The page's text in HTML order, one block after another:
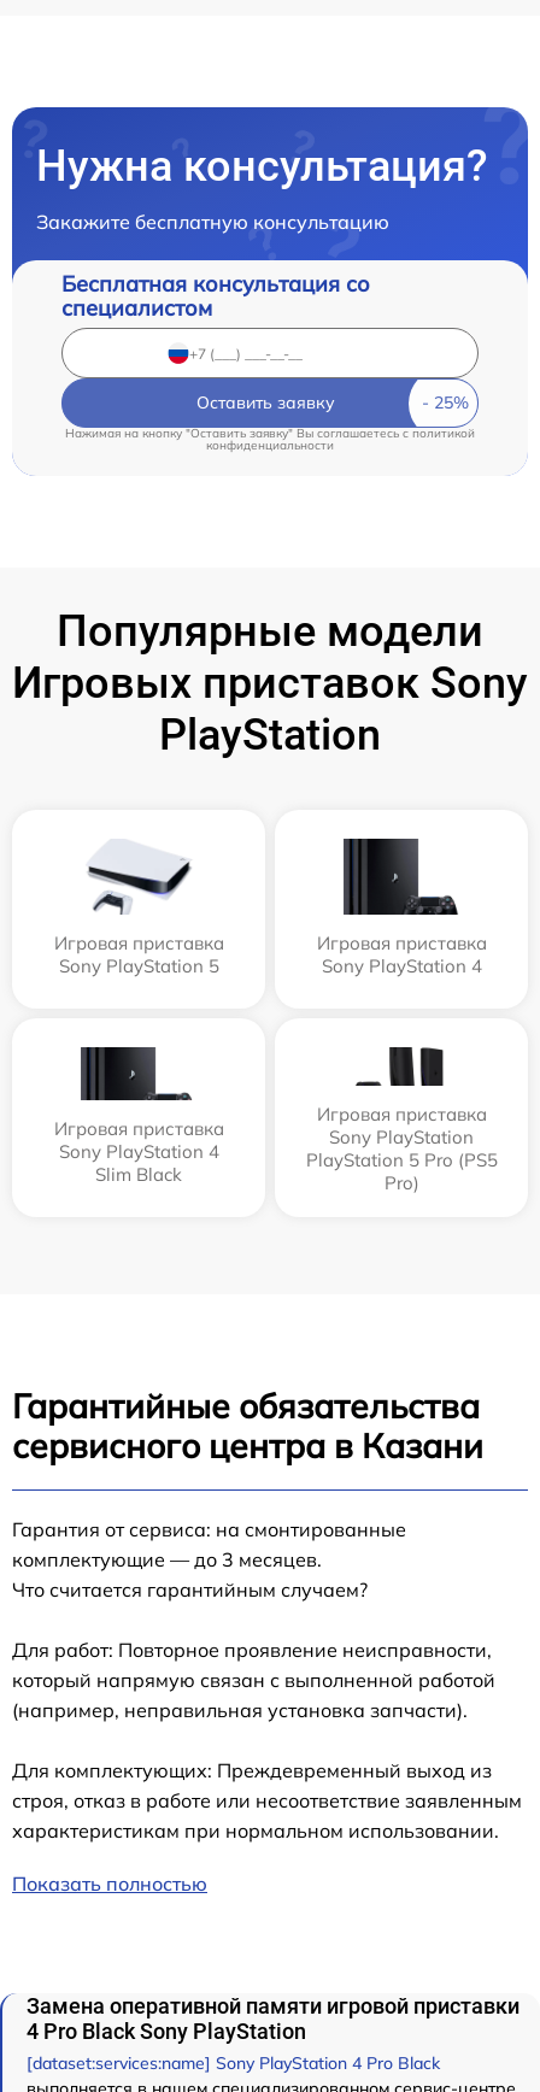
Нужна консультация?
Закажите бесплатную консультацию
Бесплатная консультация со
специалистом
Оставить заявку
Нажимая на кнопку "Оставить заявку" Вы соглашаетесь cполитикой
конфиденциальности
Популярные модели
Игровых приставок Sony
PlayStation
Игровая приставка
Sony PlayStation 5
Игровая приставка
Sony PlayStation 4
Игровая приставка
Sony PlayStation 4
Slim Black
Игровая приставка
Sony PlayStation
PlayStation 5 Pro (PS5
Pro)
Гарантийные обязательства
сервисного центра в Казани
Гарантия от сервиса: на смонтированные
комплектующие — до 3 месяцев.
Что считается гарантийным случаем?
Для работ: Повторное проявление неисправности,
который напрямую связан с выполненной работой
(например, неправильная установка запчасти).
Для комплектующих: Преждевременный выход из
строя, отказ в работе или несоответствие заявленным
характеристикам при нормальном использовании.
Показать полностью
Замена оперативной памяти игровой приставки
4 Pro Black Sony PlayStation
[dataset:services:name] Sony PlayStation 4 Pro Black